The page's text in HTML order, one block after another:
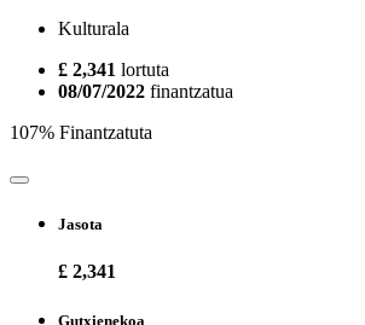
Kulturala
£ 2,341 lortuta
08/07/2022 finantzatua
107% Finantzatuta
Jasota
£ 2,341
Gutxienekoa